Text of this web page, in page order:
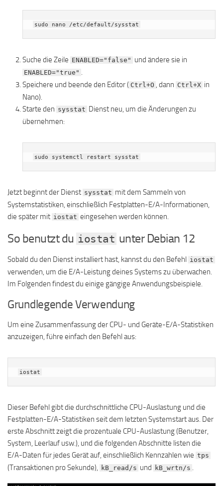
sudo nano /etc/default/sysstat
Suche die Zeile ENABLED="false" und ändere sie in
ENABLED="true" .
Speichere und beende den Editor ( Ctrl+O , dann Ctrl+X in
Nano).
Starte den sysstat Dienst neu, um die Änderungen zu
übernehmen:
sudo systemctl restart sysstat
Jetzt beginnt der Dienst sysstat mit dem Sammeln von
Systemstatistiken, einschließlich Festplatten-E/A-Informationen,
die später mit iostat eingesehen werden können.
So benutzt du iostat unter Debian 12
Sobald du den Dienst installiert hast, kannst du den Befehl iostat
verwenden, um die E/A-Leistung deines Systems zu überwachen.
Im Folgenden findest du einige gängige Anwendungsbeispiele.
Grundlegende Verwendung
Um eine Zusammenfassung der CPU- und Geräte-E/A-Statistiken
anzuzeigen, führe einfach den Befehl aus:
iostat
Dieser Befehl gibt die durchschnittliche CPU-Auslastung und die
Festplatten-E/A-Statistiken seit dem letzten Systemstart aus. Der
erste Abschnitt zeigt die prozentuale CPU-Auslastung (Benutzer,
System, Leerlauf usw.), und die folgenden Abschnitte listen die
E/A-Daten für jedes Gerät auf, einschließlich Kennzahlen wie tps
(Transaktionen pro Sekunde), kB_read/s und kB_wrtn/s .